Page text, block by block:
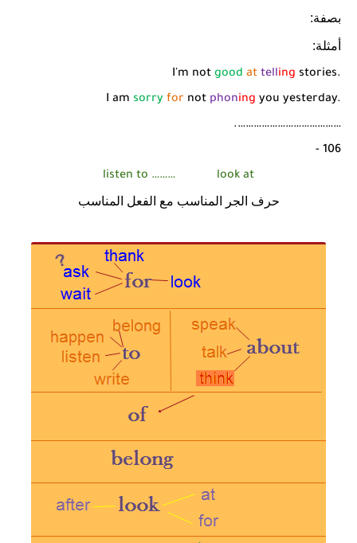
بصفة:
أمثلة:
I'm not good at telling stories.
I am sorry for not phoning you yesterday.
………………………………….
106 -
listen to ………
look at
حرف الجر المناسب مع الفعل المناسب